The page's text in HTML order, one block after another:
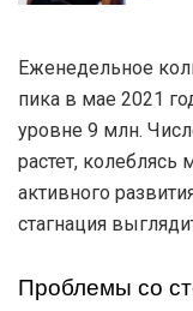
Еженедельное
пика в мае 2021
уровне 9 млн.
растет,
активного
стагнация
Проблемы со